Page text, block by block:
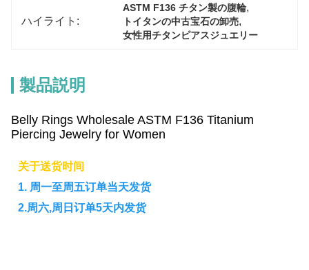
ハイライト:
ASTM F136 チタン製の腹輪,
トイタンの中古宝石の卸売,
女性用チタンピアスジュエリー
製品説明
Belly Rings Wholesale ASTM F136 Titanium
Piercing Jewelry for Women
关于送货时间
1. 周一至周五订单当天发货
2.周六,周日订单5天内发货